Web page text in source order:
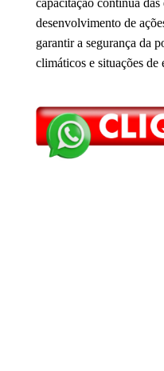
capacitação contínua
desenvolvimento de
garantir a segurança da
climáticos e situações de